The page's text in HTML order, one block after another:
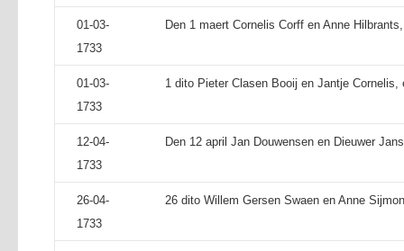
01-03-
1733
Den 1 maert Cornelis Corff en Anne
01-03-
1733
1 dito Pieter Clasen Booij en Jantje Cornelis,
12-04-
1733
Den 12 april Jan Douwensen en Dieuwer
26-04-
1733
26 dito Willem Gersen Swaen en Anne